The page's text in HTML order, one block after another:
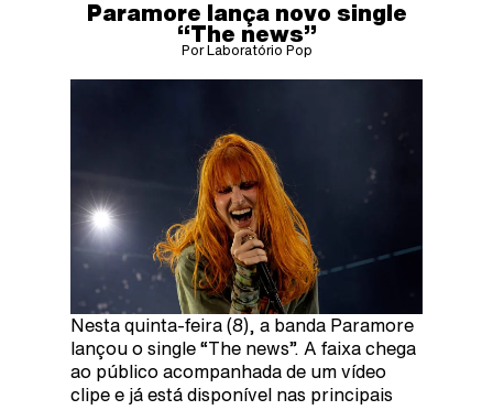
Paramore lança novo single
“The news”
Por Laboratório Pop
Nesta quinta-feira (8), a banda Paramore
lançou o single “The news”. A faixa chega
ao público acompanhada de um vídeo
clipe e já está disponível nas principais